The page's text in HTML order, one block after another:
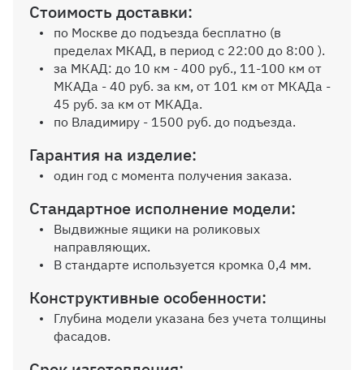
Выбрать
Крючки
Выбрать
Материалы как на
фотографии: Фасады и
корпус - Орех 317
0 ₽
Стоимость доставки:
по Москве до подъезда бесплатно (в
пределах МКАД, в период с 22:00 до 8:00 ).
за МКАД: до 10 км - 400 руб., 11-100 км от
МКАДа - 40 руб. за км, от 101 км от МКАДа -
45 руб. за км от МКАДа.
по Владимиру - 1500 руб. до подъезда.
Гарантия на изделие:
один год с момента получения заказа.
Стандартное исполнение модели:
Выдвижные ящики на роликовых
направляющих.
В стандарте используется кромка 0,4 мм.
Конструктивные особенности:
Глубина модели указана без учета толщины
фасадов.